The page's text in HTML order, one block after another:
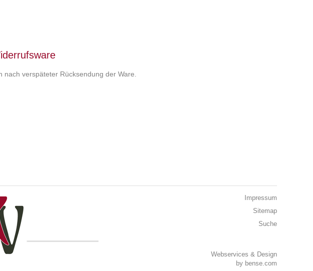
verspäteter Rücksendung der Ware.
Impressum
Sitemap
Suche
Webservices & Design
by bense.com